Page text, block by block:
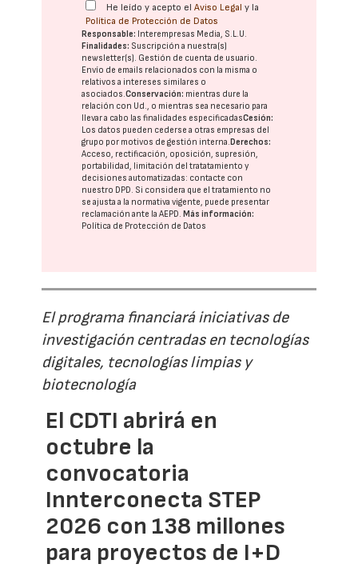
He leído y acepto elAviso Legal y la
Política de Protección de Datos
Responsable: Interempresas Media, S.L.U.
Finalidades: Suscripción a nuestra(s)
newsletter(s). Gestión de cuenta de usuario.
Envío de emails relacionados con la misma o
relativos a intereses similares o
asociados.Conservación: mientras dure la
relación con Ud., o mientras sea necesario para
llevar a cabo las finalidades especificadasCesión:
Los datos pueden cederse a otras empresas del
grupo por motivos de gestión interna.Derechos:
Acceso, rectificación, oposición, supresión,
portabilidad, limitación del tratatamiento y
decisiones automatizadas: contacte con
nuestro DPD. Si considera que el tratamiento no
se ajusta a la normativa vigente, puede presentar
reclamación ante laAEPD.Más información:
Política de Protección de Datos
El programa financiará iniciativas de
investigación centradas en tecnologías
digitales, tecnologías limpias y
biotecnología
El CDTI abrirá en
octubre la
convocatoria
Innterconecta STEP
2026 con 138 millones
para proyectos de I+D